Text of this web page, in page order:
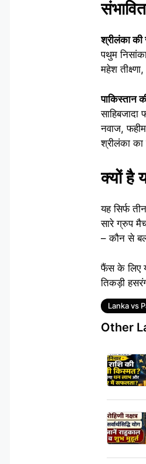
श्रीलंका की
पथुम
महेश
पाकिस्तान
नवाज,
श्रीलंका का
क्यों है
यह सिर्फ
सारे ग्रुप
– कौन से
फैंस के लिए
तिकड़ी
Tags
Lanka vs
Other